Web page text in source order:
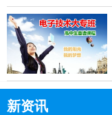
新资讯